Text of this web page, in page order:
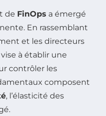
de FinOps a émergé
En rassemblant
et les directeurs
à établir une
contrôler les
composent
, l’élasticité des